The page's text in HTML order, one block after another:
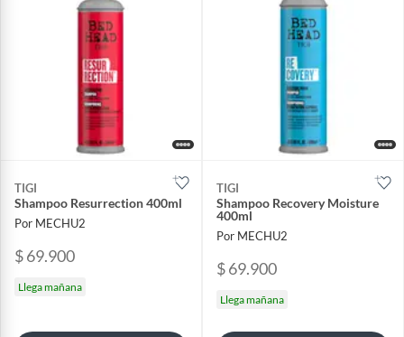
TIGI
Shampoo Resurrection 400ml
Por MECHU2
$ 69.900
Llega mañana
TIGI
Shampoo Recovery Moisture
400ml
Por MECHU2
$ 69.900
Llega mañana